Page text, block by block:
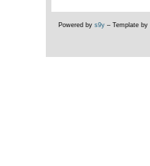
Powered by s9y– Template by